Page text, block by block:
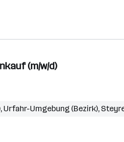
(m/w/d)
, Urfahr-Umgebung (Bezirk),